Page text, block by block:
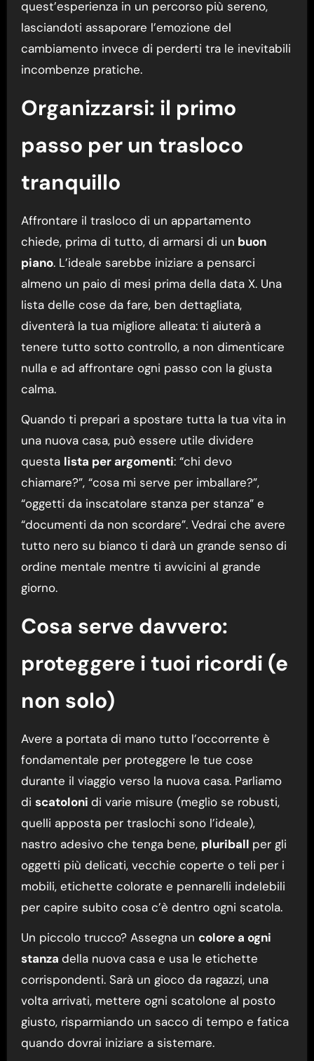
quest’esperienza in un percorso più sereno,
lasciandoti assaporare l’emozione del
cambiamento invece di perderti tra le inevitabili
incombenze pratiche.
Organizzarsi: il primo
passo per un trasloco
tranquillo
Affrontare il trasloco di un appartamento
chiede, prima di tutto, di armarsi di un buon
piano. L’ideale sarebbe iniziare a pensarci
almeno un paio di mesi prima della data X. Una
lista delle cose da fare, ben dettagliata,
diventerà la tua migliore alleata: ti aiuterà a
tenere tutto sotto controllo, a non dimenticare
nulla e ad affrontare ogni passo con la giusta
calma.
Quando ti prepari a spostare tutta la tua vita in
una nuova casa, può essere utile dividere
questa lista per argomenti: “chi devo
chiamare?”, “cosa mi serve per imballare?”,
“oggetti da inscatolare stanza per stanza” e
“documenti da non scordare”. Vedrai che avere
tutto nero su bianco ti darà un grande senso di
ordine mentale mentre ti avvicini al grande
giorno.
Cosa serve davvero:
proteggere i tuoi ricordi (e
non solo)
Avere a portata di mano tutto l’occorrente è
fondamentale per proteggere le tue cose
durante il viaggio verso la nuova casa. Parliamo
di scatoloni di varie misure (meglio se robusti,
quelli apposta per traslochi sono l’ideale),
nastro adesivo che tenga bene, pluriball per gli
oggetti più delicati, vecchie coperte o teli per i
mobili, etichette colorate e pennarelli indelebili
per capire subito cosa c’è dentro ogni scatola.
Un piccolo trucco? Assegna un colore a ogni
stanza della nuova casa e usa le etichette
corrispondenti. Sarà un gioco da ragazzi, una
volta arrivati, mettere ogni scatolone al posto
giusto, risparmiando un sacco di tempo e fatica
quando dovrai iniziare a sistemare.